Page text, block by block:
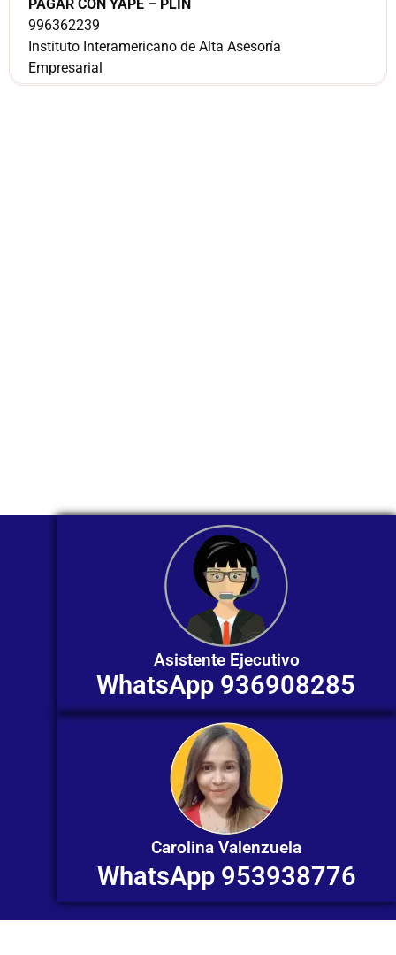
PAGAR CON YAPE – PLIN
996362239
Instituto Interamericano de Alta Asesoría
Empresarial
Asistente Ejecutivo
WhatsApp 936908285
Carolina Valenzuela
WhatsApp 953938776